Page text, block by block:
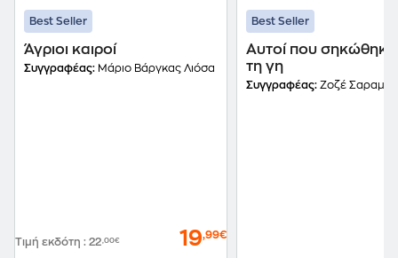
Best Seller
Άγριοι καιροί
Συγγραφέας: Μάριο Βάργκας Λιόσα
Τιμή εκδότη : 22,00€ 19,99€
Best Seller
Αυτοί που
τη γη
Συγγραφέας: Ζοζέ